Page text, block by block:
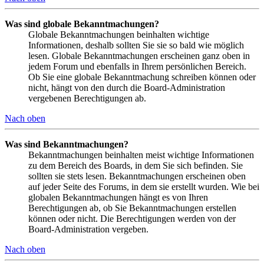
Was sind globale Bekanntmachungen?
Globale Bekanntmachungen beinhalten wichtige
Informationen, deshalb sollten Sie sie so bald wie möglich
lesen. Globale Bekanntmachungen erscheinen ganz oben in
jedem Forum und ebenfalls in Ihrem persönlichen Bereich.
Ob Sie eine globale Bekanntmachung schreiben können oder
nicht, hängt von den durch die Board-Administration
vergebenen Berechtigungen ab.
Nach oben
Was sind Bekanntmachungen?
Bekanntmachungen beinhalten meist wichtige Informationen
zu dem Bereich des Boards, in dem Sie sich befinden. Sie
sollten sie stets lesen. Bekanntmachungen erscheinen oben
auf jeder Seite des Forums, in dem sie erstellt wurden. Wie bei
globalen Bekanntmachungen hängt es von Ihren
Berechtigungen ab, ob Sie Bekanntmachungen erstellen
können oder nicht. Die Berechtigungen werden von der
Board-Administration vergeben.
Nach oben